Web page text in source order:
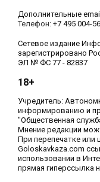
Дополнительные
Телефон: +7 495 004-
Сетевое издание
зарегистрировано
ЭЛ № ФС 77 - 82837
18+
Учредитель:
информированию и
"Общественная
Мнение редакции
При перепечатке или
Goloskavkaza.com
использовании в
прямая гиперссылка